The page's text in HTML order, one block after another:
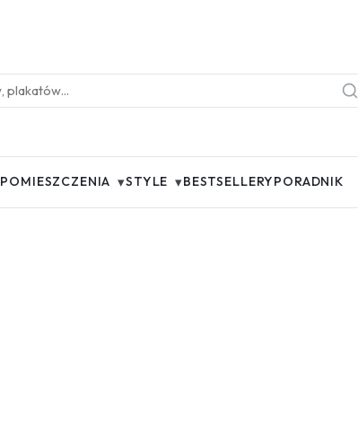
POMIESZCZENIA ▾STYLE ▾BESTSELLERYPORADNIK